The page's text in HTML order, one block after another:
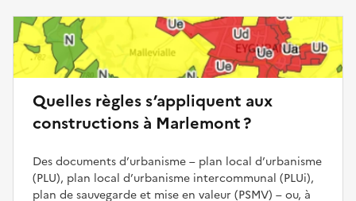
Quelles règles s’appliquent aux
constructions à Marlemont ?
Des documents d’urbanisme – plan local d’urbanisme
(PLU), plan local d’urbanisme intercommunal (PLUi),
plan de sauvegarde et mise en valeur (PSMV) – ou, à